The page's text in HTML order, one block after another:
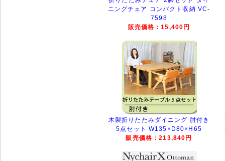
ニングチェア コンパクト収納 VC-
7598
販売価格：15,400円
木製折りたたみダイニング 肘付き
5点セット W135×D80×H65
販売価格：213,840円